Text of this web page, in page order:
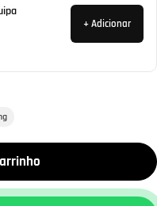
+ Adicionar